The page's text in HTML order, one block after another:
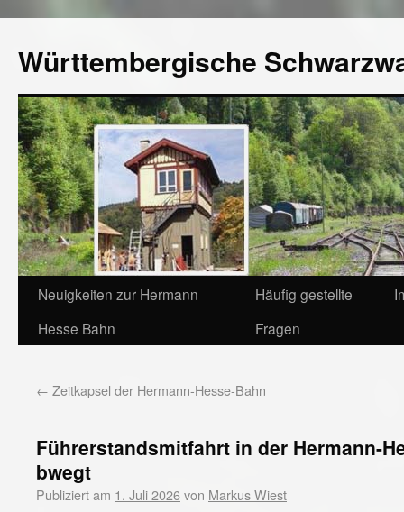
Württembergische
Neuigkeiten zur Hermann
Hesse Bahn
Häufig gestellte
Fragen
← Zeitkapsel der Hermann-Hesse-Bahn
Führerstandsmitfahrt in der Hermann-
bwegt
Publiziert am 1. Juli 2026von Markus Wiest